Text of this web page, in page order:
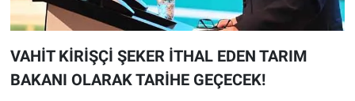
VAHİT KİRİŞÇİ ŞEKER İTHAL EDEN TARIM
BAKANI OLARAK TARİHE GEÇECEK!